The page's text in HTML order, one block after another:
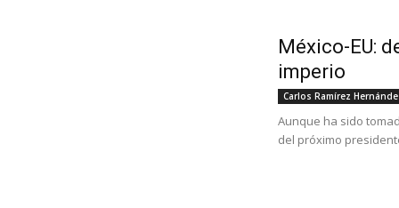
México-EU:
imperio
Carlos Ramírez
Aunque ha sido
del próximo